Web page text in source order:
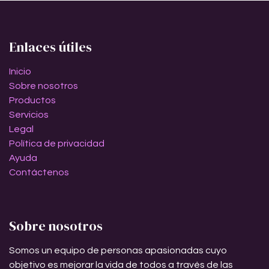
Enlaces útiles
Inicio
Sobre nosotros
Productos
Servicios
Legal
Política de privacidad
Ayuda
Contáctenos
Sobre nosotros
Somos un equipo de personas apasionadas cuyo
objetivo es mejorar la vida de todos a través de las